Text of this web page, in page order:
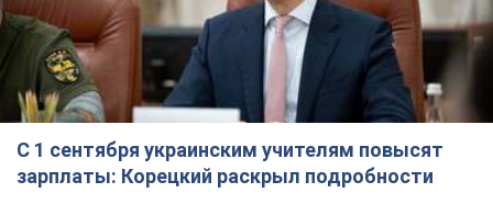
С 1 сентября украинским учителям повысят
зарплаты: Корецкий раскрыл подробности